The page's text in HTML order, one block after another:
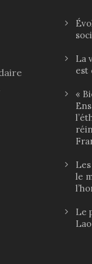
La
est
«
le
Le